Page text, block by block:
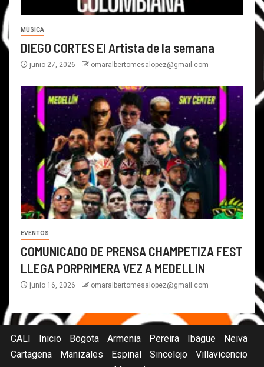
MÚSICA
DIEGO CORTES El Artista de la semana
junio 27, 2026 omaralbertomesalopez@gmail.com
EVENTOS
COMUNICADO DE PRENSA CHAMPETIZA FEST
LLEGA PORPRIMERA VEZ A MEDELLIN
junio 16, 2026 omaralbertomesalopez@gmail.com
CALI Inicio Bogota Armenia Pereira Ibague
Neiva
Cartagena
Manizales Espinal Sincelejo
Villavicencio